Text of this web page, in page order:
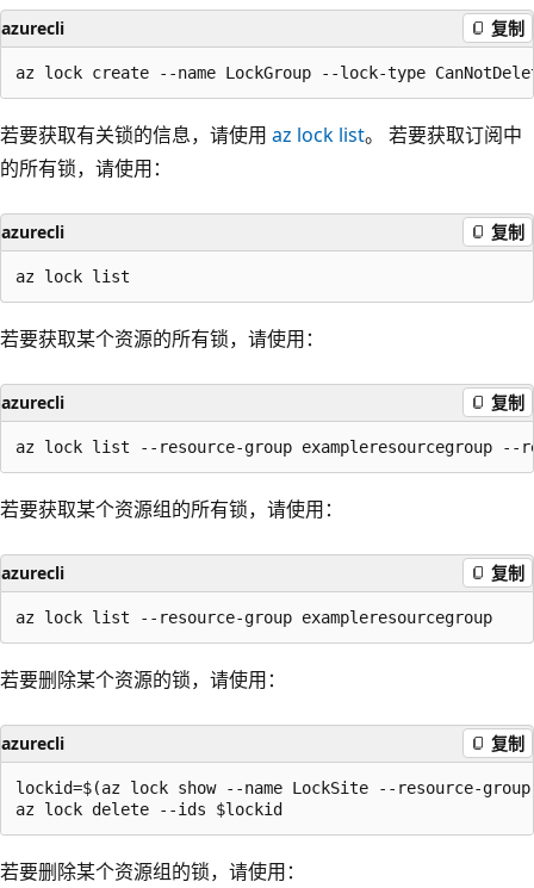
azurecli 复制
若要获取有关锁的信息，请使用 az lock list。 若要获取订阅中
的所有锁，请使用：
azurecli 复制
若要获取某个资源的所有锁，请使用：
azurecli 复制
若要获取某个资源组的所有锁，请使用：
azurecli 复制
若要删除某个资源的锁，请使用：
azurecli 复制
lockid=$(az lock show --name LockSite --resource-
若要删除某个资源组的锁，请使用：